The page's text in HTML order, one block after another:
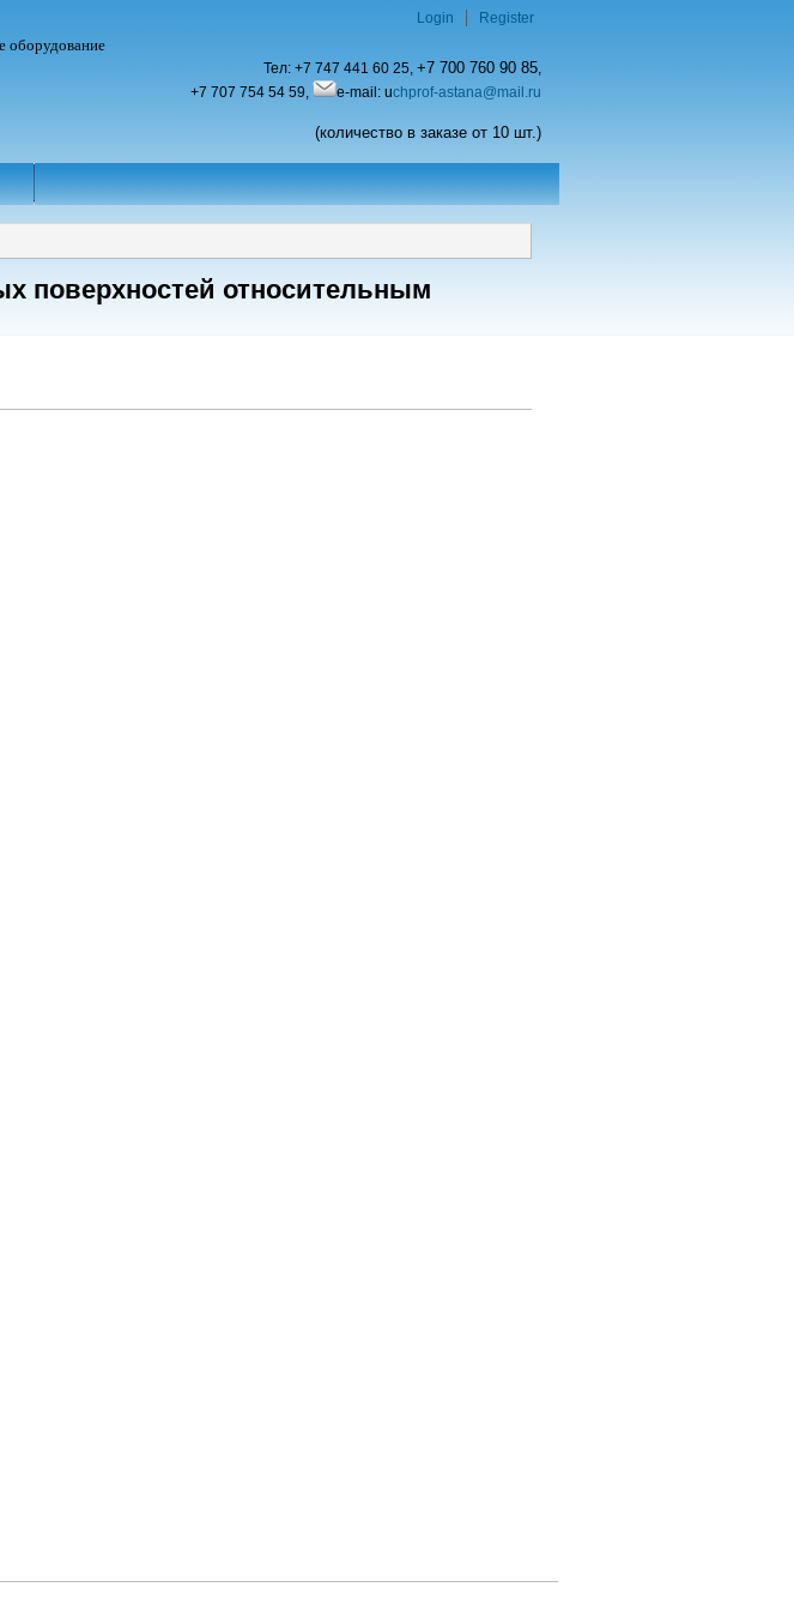
оборудование
Тел: +7 747 441 60 25, +7 700 760 90 85,
+7 707 754 54 59,
e-mail: uchprof-astana@mail.ru
(количество в заказе от 10 шт.)
Login Register
поверхностей относительным